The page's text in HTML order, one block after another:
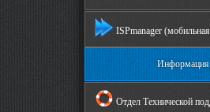
ISPmanager
Информация
Отдел Технической